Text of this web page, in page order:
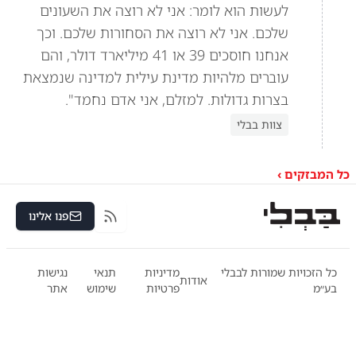
לעשות הוא לומר: אני לא רוצה את השעונים
שלכם. אני לא רוצה את הסחורות שלכם. וכך
אנחנו חוסכים 39 או 41 מיליארד דולר, והם
עוברים מלהיות מדינת עילית למדינה שנמצאת
בצרות גדולות. למזלם, אני אדם נחמד".
צוות בבלי
כל המבזקים ›
RSS פנו אלינו
כל הזכויות שמורות לבבלי
בע״מ
אודות
מדיניות
פרטיות
תנאי
שימוש
נגישות
אתר